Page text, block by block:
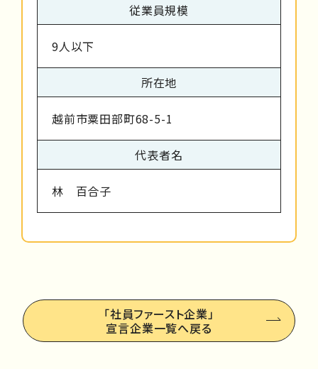
従業員規模
9人以下
所在地
越前市粟田部町68-5-1
代表者名
林 百合子
「社員ファースト企業」
宣言企業一覧へ戻る